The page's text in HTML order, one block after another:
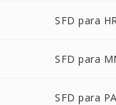
SFD para
SFD para
SFD para